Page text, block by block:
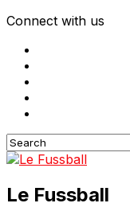
Connect with us
Le Fussball